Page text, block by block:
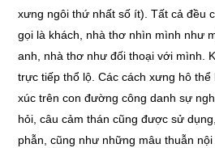
xưng ngôi thứ nhất số ít). Tất cả đều
gọi là khách, nhà thơ nhìn mình như
anh, nhà thơ như đối thoại với mình.
trực tiếp thổ lộ. Các cách xưng hô
xúc trên con đường công danh sự
hỏi, câu cảm thán cũng được sử
phẫn, cũng như những mâu thuẫn nội